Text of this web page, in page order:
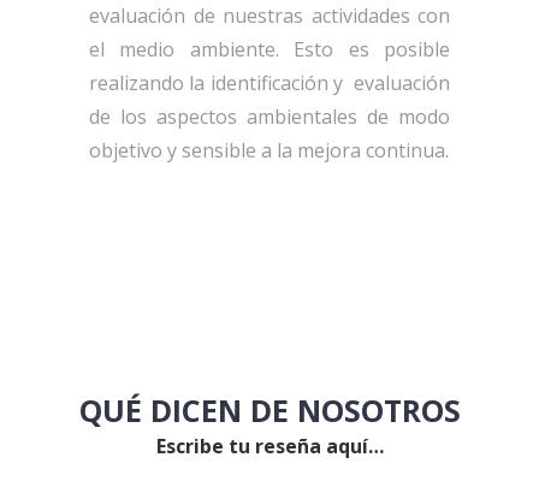
evaluación de nuestras actividades con
el medio ambiente. Esto es posible
realizando la identificación y evaluación
de los aspectos ambientales de modo
objetivo y sensible a la mejora continua.
QUÉ DICEN DE NOSOTROS
Escribe tu reseña aquí…